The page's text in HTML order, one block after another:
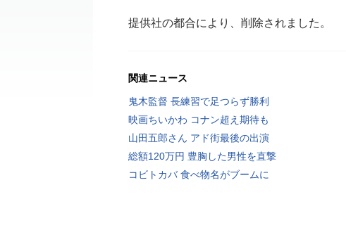
提供社の都合により、削除されました。
関連ニュース
鬼木監督 長練習で足つらず勝利
映画ちいかわ コナン超え期待も
山田五郎さん アド街最後の出演
総額120万円 豊胸した男性を直撃
コビトカバ 食べ物名がブームに